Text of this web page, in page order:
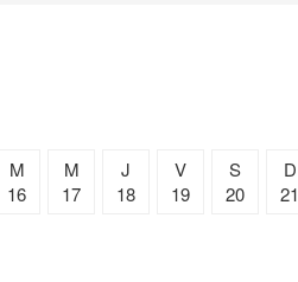
M
16
M
17
J
18
V
19
S
20
D
21